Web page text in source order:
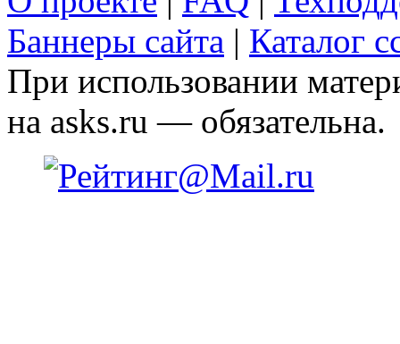
Баннеры сайта | Каталог
При использовании
на asks.ru — обязательна.